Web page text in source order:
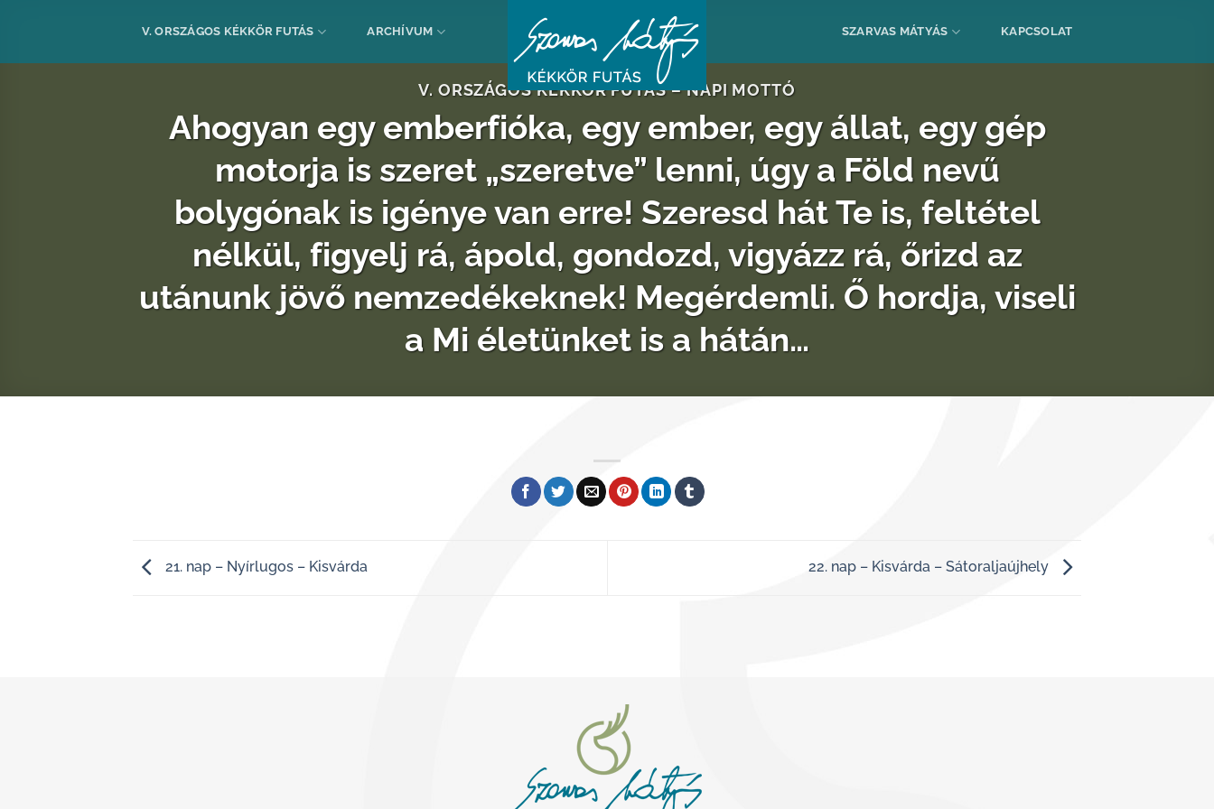
V. ORSZÁGOS KÉKKÖR FUTÁS ARCHÍVUM SZARVAS MÁTYÁS KAPCSOLAT
V. ORSZÁGOS KÉKKÖR FUTÁS – NAPI MOTTÓ
Ahogyan egy emberfióka, egy ember, egy állat, egy gép
motorja is szeret „szeretve” lenni, úgy a Föld nevű
bolygónak is igénye van erre! Szeresd hát Te is, feltétel
nélkül, figyelj rá, ápold, gondozd, vigyázz rá, őrizd az
utánunk jövő nemzedékeknek! Megérdemli. Ő hordja, viseli
a Mi életünket is a hátán…
21. nap – Nyírlugos – Kisvárda 22. nap – Kisvárda – Sátoraljaújhely